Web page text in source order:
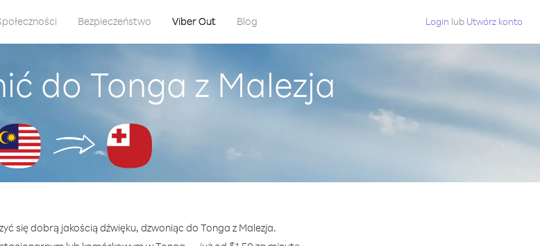
Bezpieczeństwo Viber Out Blog Login lub Utwórz konto
do Tonga z Malezja
się dobrą jakością dźwięku, dzwoniąc do Tonga z Malezja.